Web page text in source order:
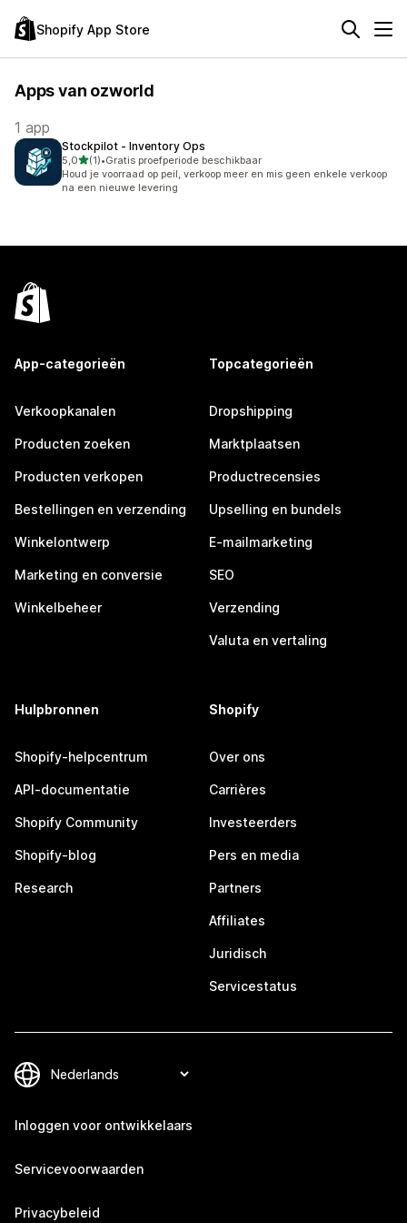
Shopify App Store
Apps van ozworld
1 app
Stockpilot ‑ Inventory Ops
5,0van 5 sterren
(1)
1 recensies in totaal
•Gratis proefperiode beschikbaar
Houd je voorraad op peil, verkoop meer en mis geen enkele verkoop
na een nieuwe levering
App-categorieën
Verkoopkanalen
Producten zoeken
Producten verkopen
Bestellingen en verzending
Winkelontwerp
Marketing en conversie
Winkelbeheer
Topcategorieën
Dropshipping
Marktplaatsen
Productrecensies
Upselling en bundels
E-mailmarketing
SEO
Verzending
Valuta en vertaling
Hulpbronnen
Shopify-helpcentrum
API-documentatie
Shopify Community
Shopify-blog
Research
Shopify
Over ons
Carrières
Investeerders
Pers en media
Partners
Affiliates
Juridisch
Servicestatus
Inloggen voor ontwikkelaars
Servicevoorwaarden
Privacybeleid